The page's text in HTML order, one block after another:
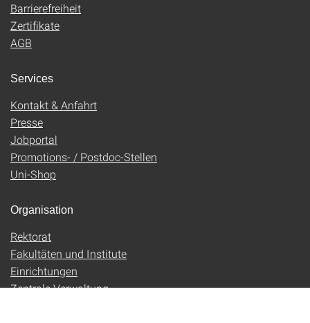
Barrierefreiheit
Zertifikate
AGB
Services
Kontakt & Anfahrt
Presse
Jobportal
Promotions- / Postdoc-Stellen
Uni-Shop
Organisation
Rektorat
Fakultäten und Institute
Einrichtungen
Zentrale Verwaltung